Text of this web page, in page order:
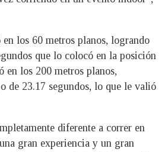
los 60 metros planos, logrando
que lo colocó en la posición
en los 200 metros planos,
de 23.17 segundos, lo que le valió
diferente a correr en
gran experiencia y un gran